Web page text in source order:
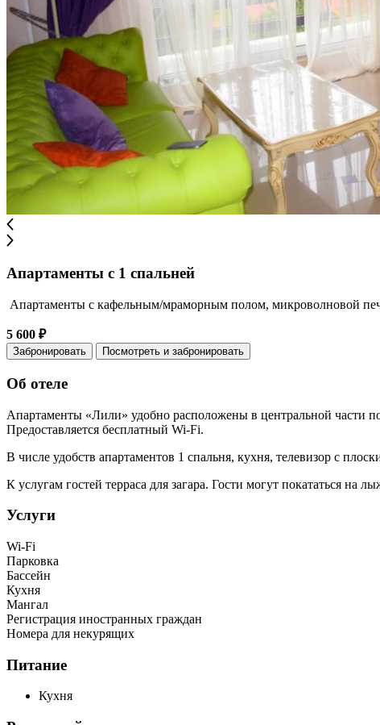
Апартаменты с 1 спальней
Апартаменты с кафельным/мраморным полом, микроволновой
5 600 ₽
Забронировать Посмотреть и забронировать
Об отеле
Апартаменты «Лили» удобно расположены в центральной части
Предоставляется бесплатный Wi-Fi.
В числе удобств апартаментов 1 спальня, кухня, телевизор с
К услугам гостей терраса для загара. Гости могут покататься
Услуги
Wi-Fi
Парковка
Бассейн
Кухня
Мангал
Регистрация иностранных граждан
Номера для некурящих
Питание
Кухня